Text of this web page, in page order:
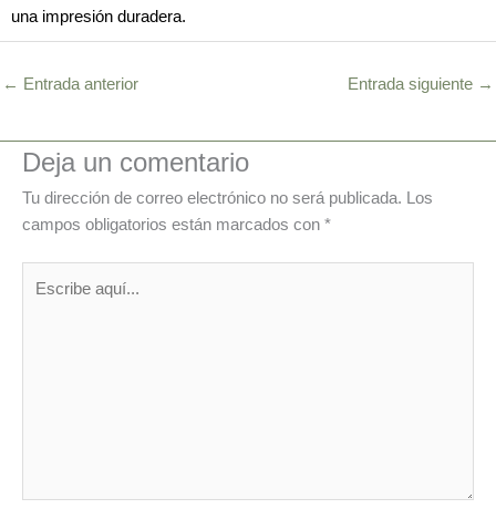
una impresión duradera.
← Entrada anterior Entrada siguiente →
Deja un comentario
Tu dirección de correo electrónico no será publicada.
Los
campos obligatorios están marcados con *
aquí...